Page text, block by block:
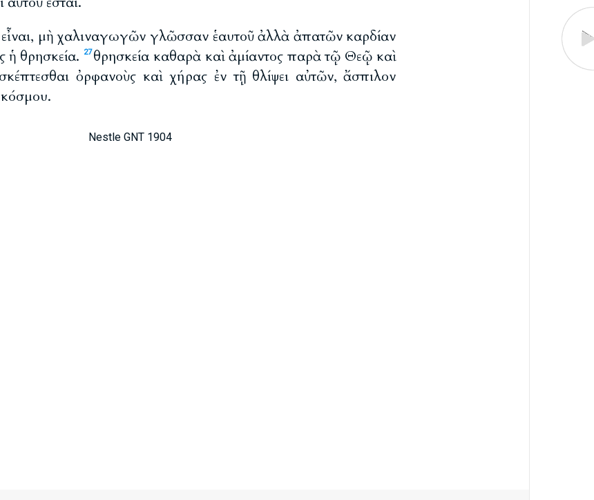
εἶναι, μὴ χαλιναγωγῶν γλῶσσαν ἑαυτοῦ ἀλλὰ ἀπατῶν καρδίαν
ἡ θρησκεία.
27θρησκεία καθαρὰ καὶ ἀμίαντος παρὰ τῷ Θεῷ καὶ
ὀρφανοὺς καὶ χήρας ἐν τῇ θλίψει αὐτῶν, ἄσπιλον
κόσμου.
Nestle GNT 1904